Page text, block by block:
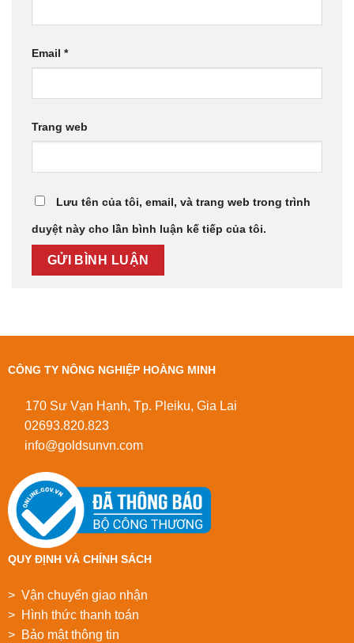
Email *
Trang web
Lưu tên của tôi, email, và trang web trong trình
duyệt này cho lần bình luận kế tiếp của tôi.
CÔNG TY NÔNG NGHIỆP HOÀNG MINH
170 Sư Vạn Hạnh, Tp. Pleiku, Gia Lai
02693.820.823
info@goldsunvn.com
QUY ĐỊNH VÀ CHÍNH SÁCH
> Vận chuyển giao nhận
> Hình thức thanh toán
> Bảo mật thông tin